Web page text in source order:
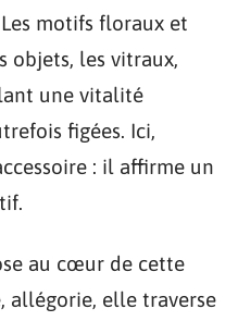
motifs floraux et
objets, les vitraux,
une vitalité
figées. Ici,
: il affirme un
au cœur de cette
allégorie, elle traverse